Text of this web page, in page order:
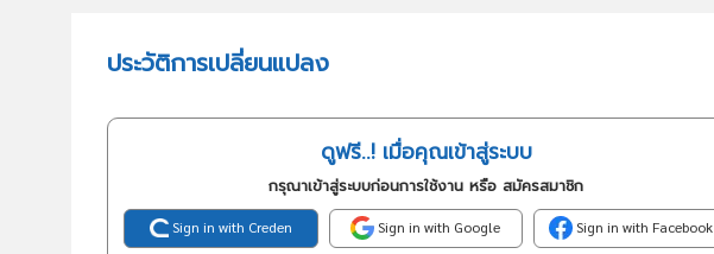
ประวัติการเปลี่ยนแปลง
ดูฟรี..! เมื่อคุณเข้าสู่ระบบ
กรุณาเข้าสู่ระบบก่อนการใช้งาน หรือ สมัครสมาชิก
Sign in with Creden Sign in with Google Sign in with Facebook